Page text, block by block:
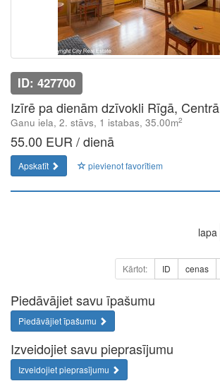
ID: 427700
Izīrē pa dienām dzīvokli Rīgā, Centrā
Ganu iela, 2. stāvs, 1 istabas, 35.00m2
55.00 EUR / dienā
Apskatīt pievienot favorītiem
lapa
Kārtot: ID cenas
Piedāvājiet savu īpašumu
Piedāvājiet īpašumu
Izveidojiet savu pieprasījumu
Izveidojiet pieprasījumu